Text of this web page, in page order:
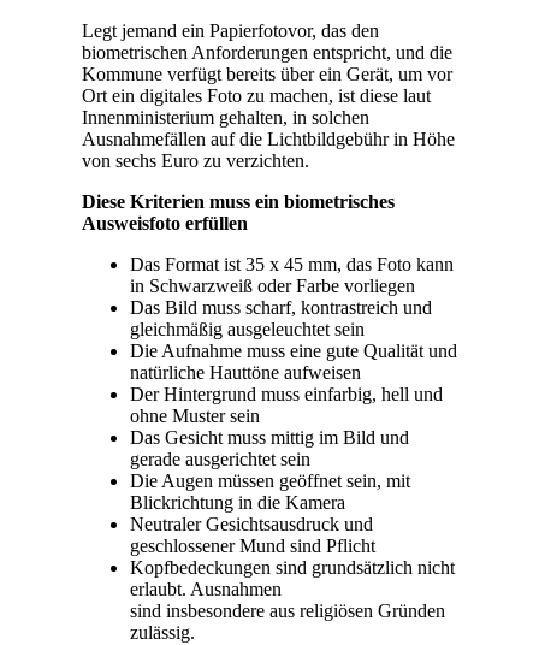
Legt jemand ein Papierfotovor, das den
biometrischen Anforderungen entspricht, und die
Kommune verfügt bereits über ein Gerät, um vor
Ort ein digitales Foto zu machen, ist diese laut
Innenministerium gehalten, in solchen
Ausnahmefällen auf die Lichtbildgebühr in Höhe
von sechs Euro zu verzichten.
Diese Kriterien muss ein biometrisches
Ausweisfoto erfüllen
Das Format ist 35 x 45 mm, das Foto kann
in Schwarzweiß oder Farbe vorliegen
Das Bild muss scharf, kontrastreich und
gleichmäßig ausgeleuchtet sein
Die Aufnahme muss eine gute Qualität und
natürliche Hauttöne aufweisen
Der Hintergrund muss einfarbig, hell und
ohne Muster sein
Das Gesicht muss mittig im Bild und
gerade ausgerichtet sein
Die Augen müssen geöffnet sein, mit
Blickrichtung in die Kamera
Neutraler Gesichtsausdruck und
geschlossener Mund sind Pflicht
Kopfbedeckungen sind grundsätzlich nicht
erlaubt. Ausnahmen
sind insbesondere aus religiösen Gründen
zulässig.